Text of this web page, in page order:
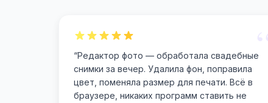
“
“Редактор фото — обработала свадебные
снимки за вечер. Удалила фон, поправила
цвет, поменяла размер для печати. Всё в
браузере, никаких программ ставить не